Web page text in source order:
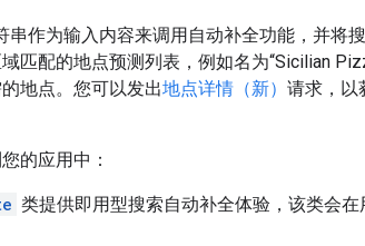
串作为输入内容来调用自动补全功能，并将
匹配的地点预测列表，例如名为“Sicilian
地点。您可以发出地点详情（新） 请求，以
的应用中：
类提供即用型搜索自动补全体验，该类会在